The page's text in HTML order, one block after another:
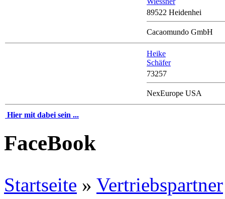
89522 Heidenhei
Cacaomundo GmbH
Heike
Schäfer
73257
NexEurope USA
Hier mit dabei sein ...
FaceBook
Startseite » Vertriebspartner